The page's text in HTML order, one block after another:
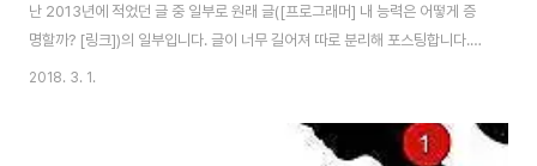
난 2013년에 적었던 글 중 일부로 원래 글([프로그래머] 내 능력은 어떻게 증
명할까? [링크])의 일부입니다. 글이 너무 길어져 따로 분리해 포스팅합니다.
원래 글은 전체 글자수가 12,000자 정도 되어서 도저히 놔둘 수가 없었습니
상대적입니다. 제가 안 좋은 공장 장비 자동화 회사를 다녀서 안 좋은 기억이 남
았을 수도 있고, 원래 공장 장비 자동화 회사가 그럴 수도 있습니다. 그건 경험
2018. 3. 1.